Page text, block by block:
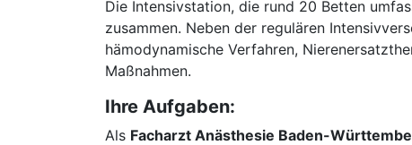
Die Intensivstation, die rund 20 Betten
zusammen. Neben der regulären
hämodynamische Verfahren,
Maßnahmen.
Ihre Aufgaben:
Als Facharzt Anästhesie Baden-